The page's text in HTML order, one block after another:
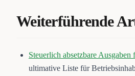
Weiterführende
Steuerlich absetzbare
ultimative Liste für